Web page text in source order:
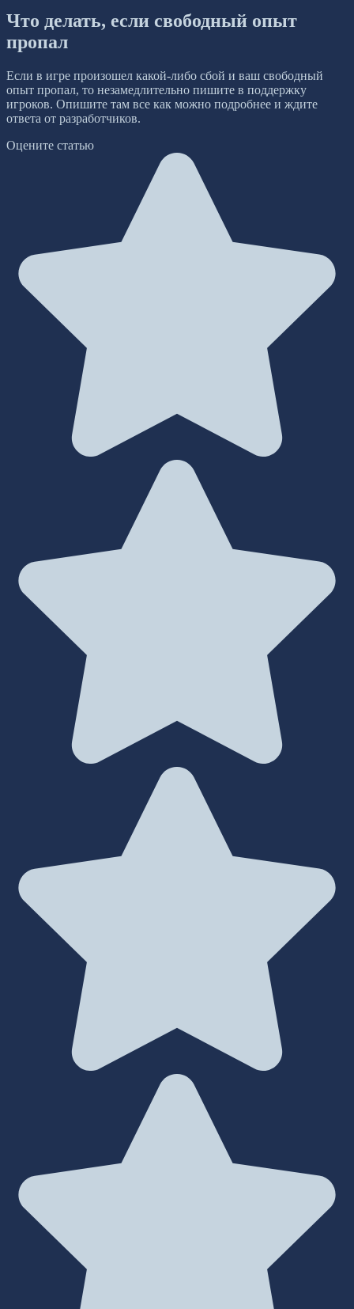
Что делать, если свободный опыт
пропал
Если в игре произошел какой-либо сбой и ваш свободный
опыт пропал, то незамедлительно пишите в поддержку
игроков. Опишите там все как можно подробнее и ждите
ответа от разработчиков.
Оцените статью